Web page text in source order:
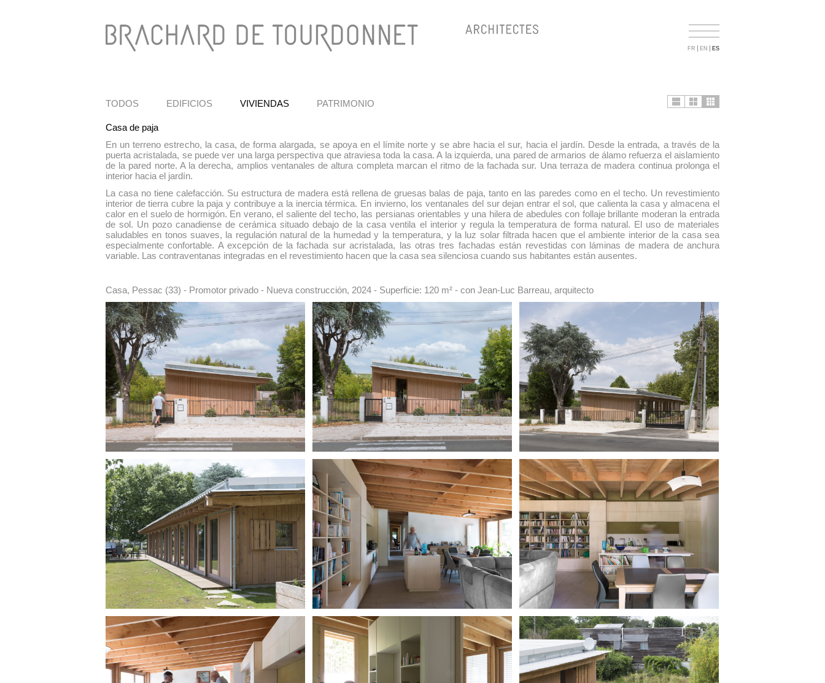
FR EN ES
TODOS EDIFICIOS VIVIENDAS PATRIMONIO
Casa de paja
En un terreno estrecho, la casa, de forma alargada, se apoya en el límite norte y se abre hacia el sur, hacia el jardín. Desde la entrada, a través de la
puerta acristalada, se puede ver una larga perspectiva que atraviesa toda la casa. A la izquierda, una pared de armarios de álamo refuerza el aislamiento
de la pared norte. A la derecha, amplios ventanales de altura completa marcan el ritmo de la fachada sur. Una terraza de madera continua prolonga el
interior hacia el jardín.
La casa no tiene calefacción. Su estructura de madera está rellena de gruesas balas de paja, tanto en las paredes como en el techo. Un revestimiento
interior de tierra cubre la paja y contribuye a la inercia térmica. En invierno, los ventanales del sur dejan entrar el sol, que calienta la casa y almacena el
calor en el suelo de hormigón. En verano, el saliente del techo, las persianas orientables y una hilera de abedules con follaje brillante moderan la entrada
de sol. Un pozo canadiense de cerámica situado debajo de la casa ventila el interior y regula la temperatura de forma natural. El uso de materiales
saludables en tonos suaves, la regulación natural de la humedad y la temperatura, y la luz solar filtrada hacen que el ambiente interior de la casa sea
especialmente confortable. A excepción de la fachada sur acristalada, las otras tres fachadas están revestidas con láminas de madera de anchura
variable. Las contraventanas integradas en el revestimiento hacen que la casa sea silenciosa cuando sus habitantes están ausentes.
Casa, Pessac (33) - Promotor privado - Nueva construcción, 2024 - Superficie: 120 m² - con Jean-Luc Barreau, arquitecto